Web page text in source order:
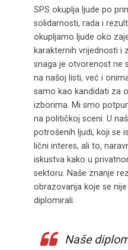
SPS okuplja ljude po
solidarnosti, rada i
okupljamo ljude oko
karakternih vrijednosti i
snaga je otvorenost ne
na našoj listi, već i
samo kao kandidati za
izborima. Mi smo
na političkoj sceni. U
potrošenih ljudi, koji se
lični interes, ali to,
iskustva kako u
sektoru. Naše znanje
obrazovanja koje se
diplomirali.
Naše